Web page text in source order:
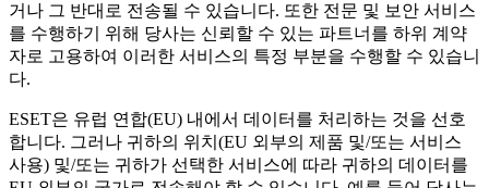
거나 그 반대로 전송될 수 있습니다. 또한 전문 및 보안 서비스
를 수행하기 위해 당사는 신뢰할 수 있는 파트너를 하위 계약
자로 고용하여 이러한 서비스의 특정 부분을 수행할 수 있습니
다.
ESET은 유럽 연합(EU) 내에서 데이터를 처리하는 것을 선호
합니다. 그러나 귀하의 위치(EU 외부의 제품 및/또는 서비스
사용) 및/또는 귀하가 선택한 서비스에 따라 귀하의 데이터를